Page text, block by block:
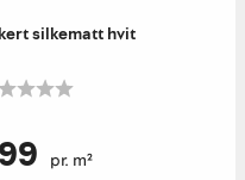
silkematt hvit
pr. m²